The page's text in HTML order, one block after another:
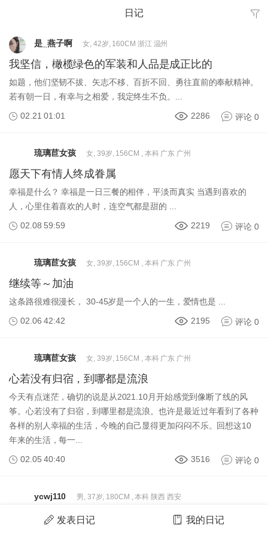
日记
是_燕子啊 女, 42岁, 160CM 浙江 温州
我坚信，橄榄绿色的军装和人品是成正比的
如题，他们坚韧不拔、矢志不移、百折不回、勇往直前的奉献精神。
若有朝一日，有幸与之相爱，我定终生不负。...
评论 0
2286
02.21 01:01
琉璃苣女孩女, 39岁, 156CM , 本科 广东 广州
愿天下有情人终成眷属
幸福是什么？ 幸福是一日三餐的相伴，平淡而真实 当遇到喜欢的
人，心里住着喜欢的人时，连空气都是甜的 ...
评论 0
2219
02.08 59:59
琉璃苣女孩女, 39岁, 156CM , 本科 广东 广州
继续等～加油
这条路很难很漫长， 30-45岁是一个人的一生，爱情也是 ...
评论 0
2195
02.06 42:42
琉璃苣女孩女, 39岁, 156CM , 本科 广东 广州
心若没有归宿，到哪都是流浪
今天有点迷茫，确切的说是从2021.10月开始感觉到像断了线的风
筝。心若没有了归宿，到哪里都是流浪。也许是最近过年看到了各种
各样的别人幸福的生活，今晚的自己显得更加闷闷不乐。回想这10
年来的生活，每一...
评论 0
3516
02.05 40:40
ycwj110 男, 37岁, 180CM , 本科 陕西 西安
武警特战少校征女友
发表日记 我的日记